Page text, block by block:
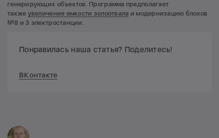
генерирующих объектов. Программа предполагает
также увеличение емкости золоотвала и модернизацию блоков
№8 и 3 электростанции.
Понравилась наша статья? Поделитесь!
ВКонтакте